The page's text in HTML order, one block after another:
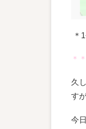
＊
＊
久
す
今